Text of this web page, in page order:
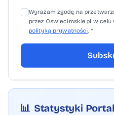
jest planowana w godz.
Wyrażam zgodę na
przez Oswiecimskie.pl w
polityką prywatności. *
📊 Statystyki